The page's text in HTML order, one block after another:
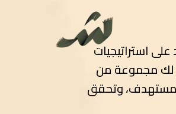
استراتيجيات
لك مجموعة من
وتحقق